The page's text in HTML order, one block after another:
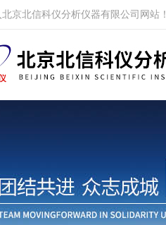
京北信科仪分析仪器有限公司网站！